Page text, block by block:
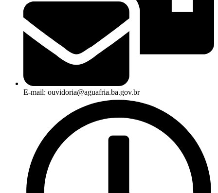
E-mail: ouvidoria@aguafria.ba.gov.br